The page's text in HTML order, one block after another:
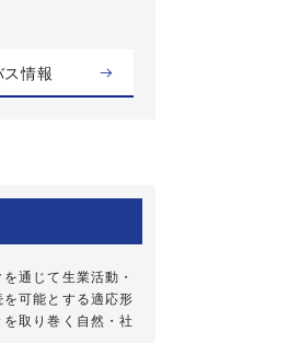
ス情報
通じて生業活動・
可能とする適応形
取り巻く自然・社